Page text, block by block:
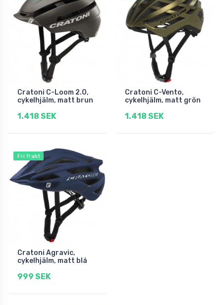
Cratoni C-Loom 2.0,
cykelhjälm, matt brun
1.418 SEK
Cratoni C-Vento,
cykelhjälm, matt grön
1.418 SEK
Fri frakt
Cratoni Agravic,
cykelhjälm, matt blå
999 SEK